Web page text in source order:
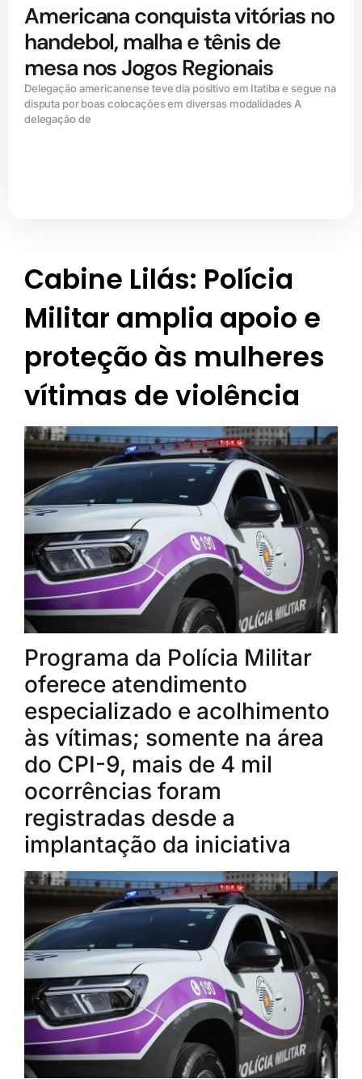
Americana conquista vitórias no
handebol, malha e tênis de
mesa nos Jogos Regionais
Delegação americanense teve dia positivo em Itatiba e segue na
disputa por boas colocações em diversas modalidades A
delegação de
Cabine Lilás: Polícia
Militar amplia apoio e
proteção às mulheres
vítimas de violência
Programa da Polícia Militar
oferece atendimento
especializado e acolhimento
às vítimas; somente na área
do CPI-9, mais de 4 mil
ocorrências foram
registradas desde a
implantação da iniciativa